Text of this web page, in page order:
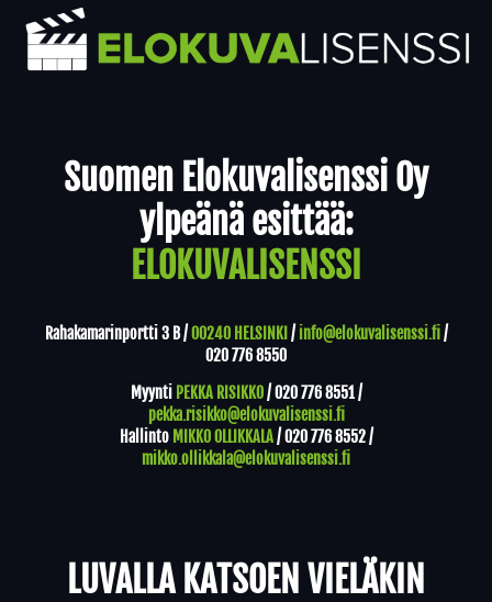
Suomen Elokuvalisenssi Oy
ylpeänä esittää:
ELOKUVALISENSSI
Rahakamarinportti 3 B /00240 HELSINKI / info@elokuvalisenssi.fi/
020 776 8550
Myynti PEKKA RISIKKO/020 776 8551/
pekka.risikko@elokuvalisenssi.fi
Hallinto MIKKO OLLIKKALA/020 776 8552/
mikko.ollikkala@elokuvalisenssi.fi
LUVALLA KATSOEN VIELÄKIN